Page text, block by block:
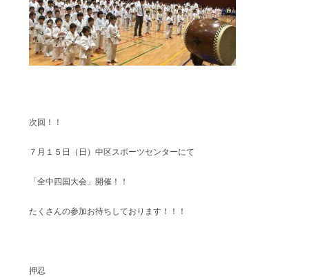
次回！！
７月１５日（日）中区スポーツセンターにて
「全中四国大会」開催！！
たくさんの参加お待ちしております！！！
押忍